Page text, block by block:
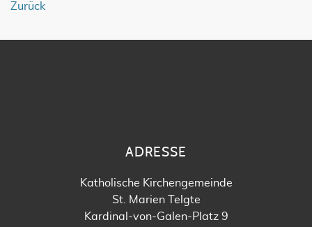
Zurück
ADRESSE
Katholische Kirchengemeinde
St. Marien Telgte
Kardinal-von-Galen-Platz 9